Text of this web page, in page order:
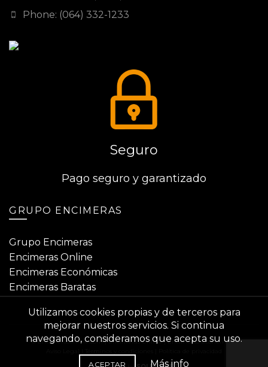
Phone: (064) 332-1233
Seguro
Pago seguro y garantizado
GRUPO ENCIMERAS
Grupo Encimeras
Encimeras Online
Encimeras Económicas
Encimeras Baratas
© Encimerasonline.com |Encimeras Online|Encimeras Económicas
Utilizamos cookies propias y de terceros para
mejorar nuestros servicios. Si continua
navegando, consideramos que acepta su uso.
ACEPTAR Más info